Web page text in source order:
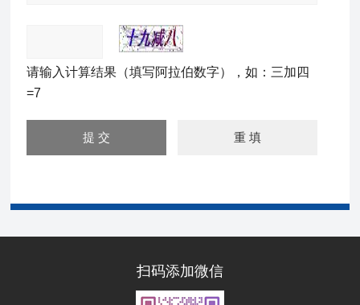
请输入计算结果（填写阿拉伯数字），如：三加四
=7
扫码添加微信